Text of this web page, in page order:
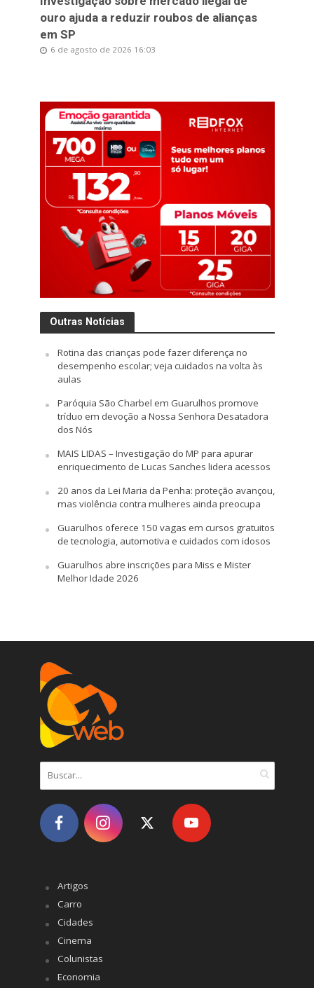
ouro ajuda a reduzir roubos de alianças
em SP
6 de agosto de 2026 16:03
Outras Notícias
Rotina das crianças pode fazer diferença no
desempenho escolar; veja cuidados na volta às
aulas
Paróquia São Charbel em Guarulhos promove
tríduo em devoção a Nossa Senhora Desatadora
dos Nós
MAIS LIDAS – Investigação do MP para apurar
enriquecimento de Lucas Sanches lidera acessos
20 anos da Lei Maria da Penha: proteção avançou,
mas violência contra mulheres ainda preocupa
Guarulhos oferece 150 vagas em cursos gratuitos
de tecnologia, automotiva e cuidados com idosos
Guarulhos abre inscrições para Miss e Mister
Melhor Idade 2026
Artigos
Carro
Cidades
Cinema
Colunistas
Economia